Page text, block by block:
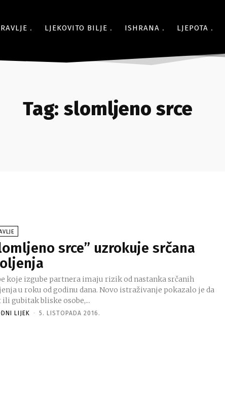
LJEKOVITO BILJE ISHRANA LJEPOTA
Tag: slomljeno srce
srce” uzrokuje srčana
koje izgube partnera imaju rizik od nastanka srčanih
u roku od godinu dana. Novo istraživanje pokazalo je da
gubitak bliske osobe,...
LIJEK - 5. LISTOPADA 2016.